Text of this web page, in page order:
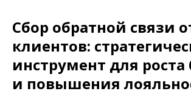
Сбор обратной связи
клиентов:
инструмент для роста
и повышения